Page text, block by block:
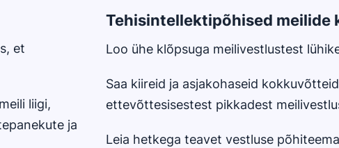
et
liigi,
ja
Tehisintellektipõhised meilide
Loo ühe klõpsuga meilivestlustest
Saa kiireid ja asjakohaseid
ettevõttesisestest pikkadest
Leia hetkega teavet vestluse
Avaneb uues aknas